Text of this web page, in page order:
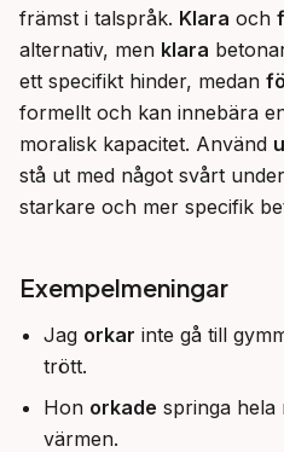
främst i talspråk. Klara och
alternativ, men klara
ett specifikt hinder, medan
formellt och kan innebära
moralisk kapacitet. Använd
stå ut med något svårt
starkare och mer specifik
Exempelmeningar
Jag orkar inte gå till
trött.
Hon orkade springa hela
värmen.